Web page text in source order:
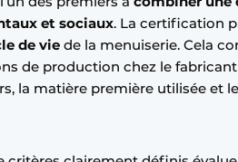
et sociaux. La certification
de vie de la menuiserie. Cela
de production chez le fabricant
la matière première utilisée et